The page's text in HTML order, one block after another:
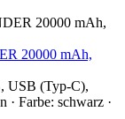
20000 mAh,
USB (Typ-C),
Farbe: schwarz ·